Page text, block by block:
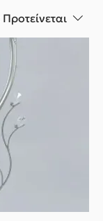
Προτείνεται